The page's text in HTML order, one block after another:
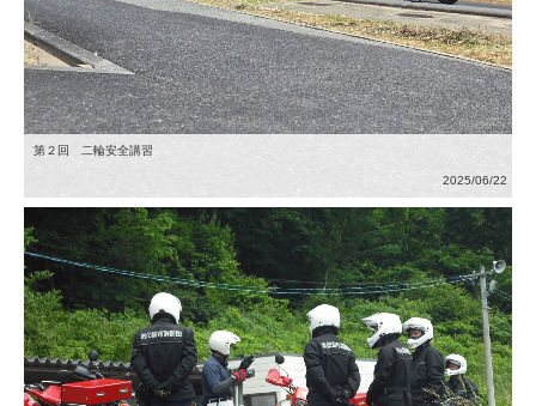
第２回 二輪安全講習
2025/06/22